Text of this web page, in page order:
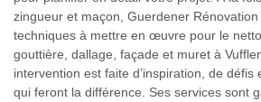
zingueur et maçon, Guerdener
techniques à mettre en œuvre pour le
gouttière, dallage, façade et muret à
intervention est faite d’inspiration, de défis
qui feront la différence. Ses services sont